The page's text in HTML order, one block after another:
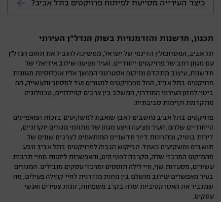
והמפרט הטכני. תל אביב נחשבת לאחת הערים
מהממוצע הארצי.
כיצד העירייה מסייעת לפיתוח פרויקטים בתל אביב?
באמצעות שיפור תשתיות, עידוד התחדשות
עירונית ותמיכה בפיתוח שטחים ציבוריים. מדיניות
זו מסייעת ליזמים להוציא לפועל פרויקטים
איכותיים המשרתים את צורכי התושבים.
תכנון, חדשנות והזדמנויות בשוק הנדל"ן העירוני
תל אביב, המטרופולין הדינמי של ישראל, ממשיכה להוביל את תחום הנדל"ן
עם מגוון רחב של פרויקטים ייחודיים. העיר מציעה שילוב אידיאלי של
חדשנות, עיצוב מתקדם ומיקום אסטרטגי המושך אליו אוכלוסיות מגוונות.
פרויקטים בתל אביב, החל מפרויקטים למגורים ועד למסחר ותעשייה, הם
ביטוי לחזון העירוני המודרני, המשלב בין צרכים קהילתיים, טכנולוגיה
מתקדמת וקיימות סביבתית.
פרויקטים בתל אביב נחשבים לאבן שואבת למשקיעים בזכות המאפיינים
הייחודיים שלהם. העיר מציעה היצע מגוון של מתחמי מגורים יוקרתיים,
דירות בוטיק, ופתרונות דיור חדשניים המותאמים לצרכים שונים של
תושבים ומשקיעים כאחד. הביקוש הגבוה לפרויקטים בתל אביב נובע
מהמיקום המרכזי שלה, הקרבה לחוף הים, והאפשרות ליהנות מחיי תרבות
עשירים, מסעדות שף, חיי לילה תוססים ומרכזי עסקים מובילים. המגורים
בעיר מאפשרים שילוב מושלם בין נוחות מודרנית לחיי קהילה פעילים, מה
שמגביר את האטרקטיביות שלה בקרב משפחות, זוגות צעירים ואנשי
עסקים.